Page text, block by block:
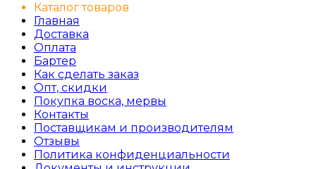
Каталог товаров
Главная
Доставка
Оплата
Бартер
Как сделать заказ
Опт, скидки
Покупка воска, мервы
Контакты
Поставщикам и производителям
Отзывы
Политика конфиденциальности